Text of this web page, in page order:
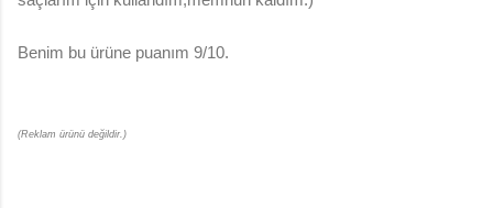
Benim bu ürüne puanım 9/10.
(Reklam ürünü değildir.)